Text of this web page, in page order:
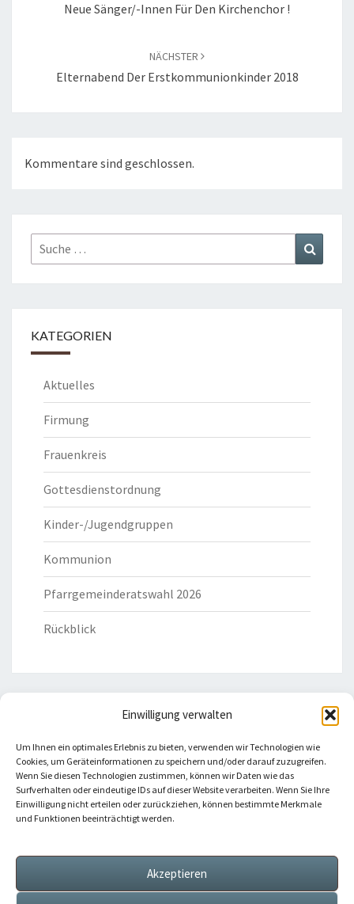
Einwilligung verwalten
Um Ihnen ein optimales Erlebnis zu bieten, verwenden wir Technologien wie
Cookies, um Geräteinformationen zu speichern und/oder darauf zuzugreifen.
Wenn Sie diesen Technologien zustimmen, können wir Daten wie das
Surfverhalten oder eindeutige IDs auf dieser Website verarbeiten. Wenn Sie Ihre
Einwilligung nicht erteilen oder zurückziehen, können bestimmte Merkmale
und Funktionen beeinträchtigt werden.
Akzeptieren
Neue Sänger/-Innen Für Den Kirchenchor !
NÄCHSTER
Elternabend Der Erstkommunionkinder 2018
Kommentare sind geschlossen.
Suche
nach:
KATEGORIEN
Aktuelles
Firmung
Frauenkreis
Gottesdienstordnung
Kinder-/Jugendgruppen
Kommunion
Pfarrgemeinderatswahl 2026
Rückblick
Bistum Eichstätt
Caritas Verband